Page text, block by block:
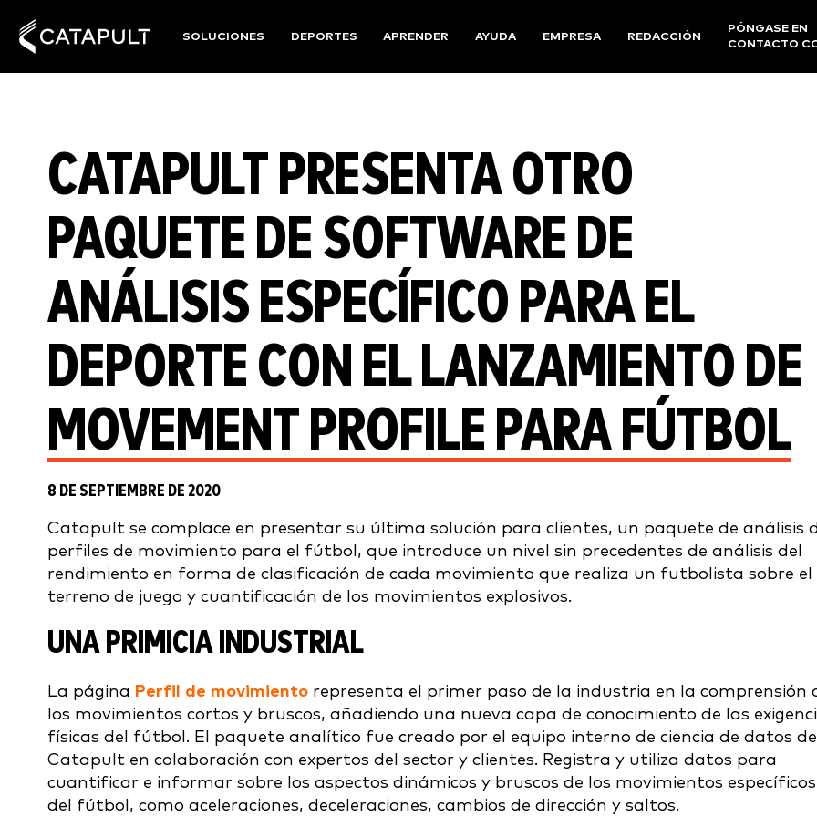
SOLUCIONES DEPORTES APRENDER AYUDA EMPRESA REDACCIÓN
PÓNGASE EN
CONTACTO
CATAPULT PRESENTA OTRO
PAQUETE DE SOFTWARE DE
ANÁLISIS ESPECÍFICO PARA EL
DEPORTE CON EL LANZAMIENTO DE
MOVEMENT PROFILE PARA FÚTBOL
8 DE SEPTIEMBRE DE 2020
Catapult se complace en presentar su última solución para clientes, un paquete de análisis
perfiles de movimiento para el fútbol, que introduce un nivel sin precedentes de análisis del
rendimiento en forma de clasificación de cada movimiento que realiza un futbolista sobre el
terreno de juego y cuantificación de los movimientos explosivos.
UNA PRIMICIA INDUSTRIAL
La página Perfil de movimiento representa el primer paso de la industria en la comprensión
los movimientos cortos y bruscos, añadiendo una nueva capa de conocimiento de las
físicas del fútbol. El paquete analítico fue creado por el equipo interno de ciencia de datos de
Catapult en colaboración con expertos del sector y clientes. Registra y utiliza datos para
cuantificar e informar sobre los aspectos dinámicos y bruscos de los movimientos específicos
del fútbol, como aceleraciones, deceleraciones, cambios de dirección y saltos.